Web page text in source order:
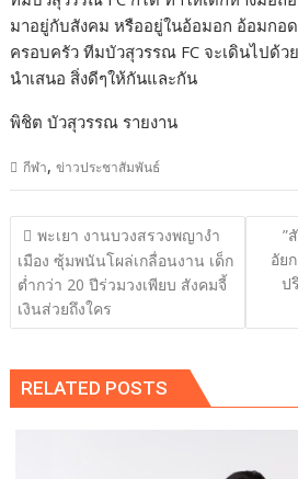
มาอยู่กับสังคม หรืออยู่ในอ้อมอก อ้อมกอ
ครอบครัว ทีมบัวสุวรรณ FC จะเดินไปด้ว
นำเสนอ สิ่งดีๆให้กันและกัน
พิชิต บัวสุวรรณ รายงาน
กีฬา,ข่าวประชาสัมพันธ์
แนะแนว
เรื่อง
พะเยา งานบวงสรวงพญางำ
เมือง ซุ้มพนันโผล่เกลื่อนงาน เด็ก
ต่ำกว่า 20 ปีร่วมวงเพียบ สังคมจี้
เงินส่วยถึงใคร
”
อัย
ป
RELATED POSTS